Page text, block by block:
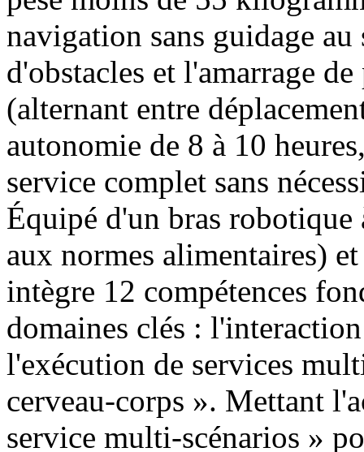
navigation sans guidage
d'obstacles et l'amarrage
(alternant entre
autonomie de 8 à 10
service complet sans
Équipé d'un bras
aux normes alimentaires)
intègre 12 compétences
domaines clés :
l'exécution de services
cerveau-corps ». Mettant
service multi-scénarios »